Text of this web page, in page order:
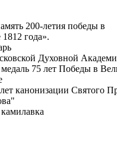
200-летия победы в
года».
Духовной
75 лет Победы в
канонизации Святого